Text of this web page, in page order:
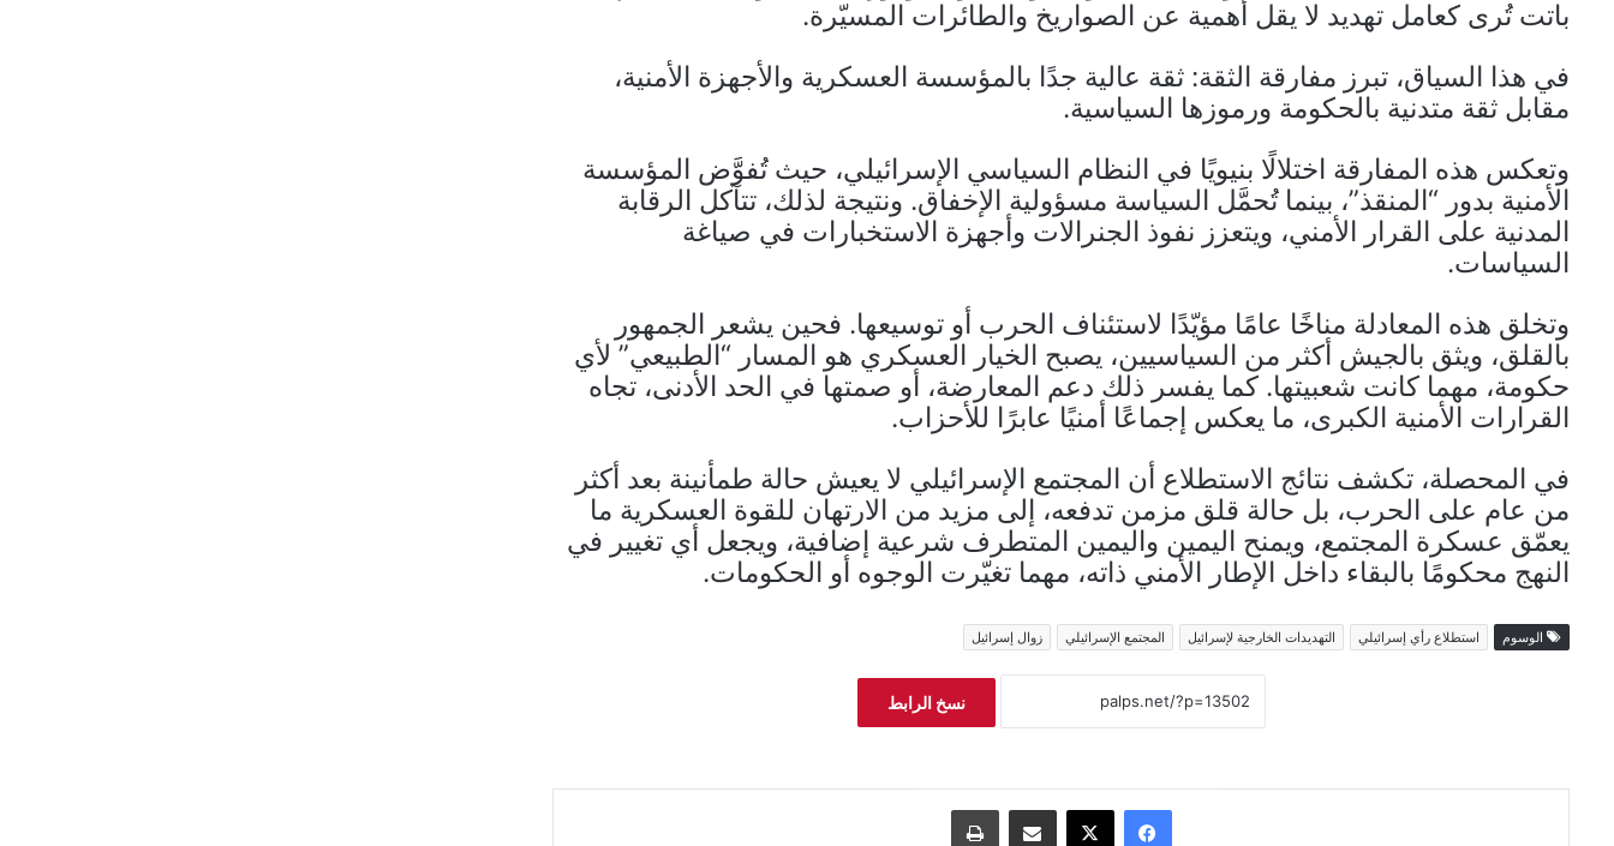
باتت تُرى كعامل تهديد لا يقل أهمية عن الصواريخ والطائرات المسيّرة.
في هذا السياق، تبرز مفارقة الثقة: ثقة عالية جدًا بالمؤسسة العسكرية والأجهزة الأمنية،
مقابل ثقة متدنية بالحكومة ورموزها السياسية.
وتعكس هذه المفارقة اختلالًا بنيويًا في النظام السياسي الإسرائيلي، حيث تُفوَّض المؤسسة
الأمنية بدور “المنقذ”، بينما تُحمَّل السياسة مسؤولية الإخفاق. ونتيجة لذلك، تتآكل الرقابة
المدنية على القرار الأمني، ويتعزز نفوذ الجنرالات وأجهزة الاستخبارات في صياغة
السياسات.
وتخلق هذه المعادلة مناخًا عامًا مؤيّدًا لاستئناف الحرب أو توسيعها. فحين يشعر الجمهور
بالقلق، ويثق بالجيش أكثر من السياسيين، يصبح الخيار العسكري هو المسار “الطبيعي” لأي
حكومة، مهما كانت شعبيتها. كما يفسر ذلك دعم المعارضة، أو صمتها في الحد الأدنى، تجاه
القرارات الأمنية الكبرى، ما يعكس إجماعًا أمنيًا عابرًا للأحزاب.
في المحصلة، تكشف نتائج الاستطلاع أن المجتمع الإسرائيلي لا يعيش حالة طمأنينة بعد أكثر
من عام على الحرب، بل حالة قلق مزمن تدفعه، إلى مزيد من الارتهان للقوة العسكرية ما
يعمّق عسكرة المجتمع، ويمنح اليمين واليمين المتطرف شرعية إضافية، ويجعل أي تغيير في
النهج محكومًا بالبقاء داخل الإطار الأمني ذاته، مهما تغيّرت الوجوه أو الحكومات.
الوسوم استطلاع رأي إسرائيلي التهديدات الخارجية لإسرائيل المجتمع الإسرائيلي زوال إسرائيل
نسخ الرابط
فيسبوك ‫X مشاركة عبر البريد طباعة